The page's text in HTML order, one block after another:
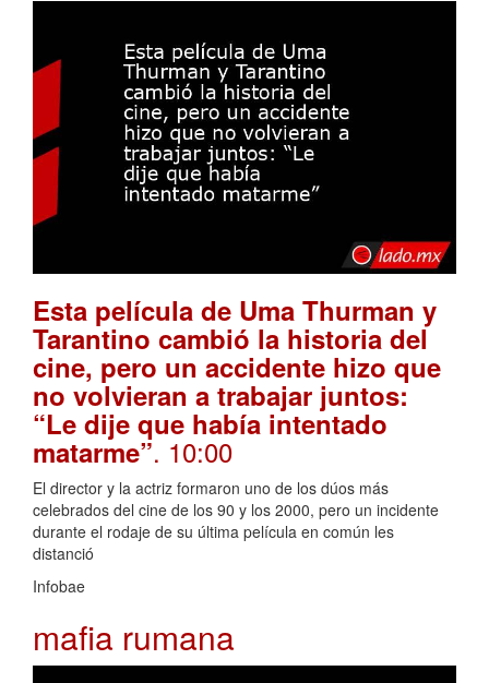
Esta película de Uma Thurman y
Tarantino cambió la historia del
cine, pero un accidente hizo que
no volvieran a trabajar juntos:
“Le dije que había intentado
matarme”. 10:00
El director y la actriz formaron uno de los dúos más
celebrados del cine de los 90 y los 2000, pero un incidente
durante el rodaje de su última película en común les
distanció
Infobae
mafia rumana